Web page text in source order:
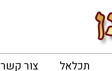
תכלאל צור קשר